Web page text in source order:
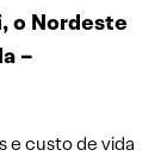
o Nordeste
–
e custo de vida